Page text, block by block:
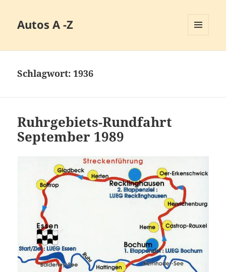
Autos A -Z
Schlagwort: 1936
Ruhrgebiets-Rundfahrt
September 1989